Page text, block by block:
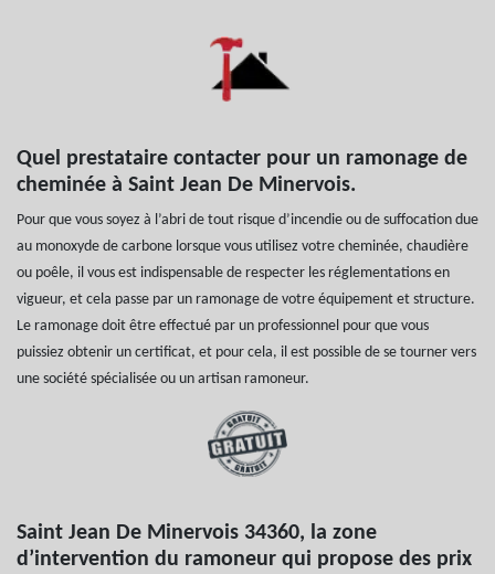
Quel prestataire contacter pour un ramonage de
cheminée à Saint Jean De Minervois.
Pour que vous soyez à l’abri de tout risque d’incendie ou de suffocation due
au monoxyde de carbone lorsque vous utilisez votre cheminée, chaudière
ou poêle, il vous est indispensable de respecter les réglementations en
vigueur, et cela passe par un ramonage de votre équipement et structure.
Le ramonage doit être effectué par un professionnel pour que vous
puissiez obtenir un certificat, et pour cela, il est possible de se tourner vers
une société spécialisée ou un artisan ramoneur.
Saint Jean De Minervois 34360, la zone
d’intervention du ramoneur qui propose des prix